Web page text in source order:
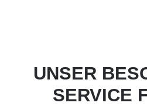
SOFORT!
UNSER
SERVICE